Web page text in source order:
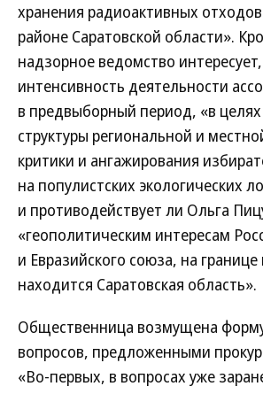
хранения радиоактивных
районе Саратовской области».
надзорное ведомство
интенсивность деятельности
в предвыборный период, «в
структуры региональной и
критики и ангажирования
на популистских экологических
и противодействует ли Ольга
«геополитическим интересам
и Евразийского союза, на границе
находится Саратовская область».
Общественница возмущена
вопросов, предложенными
«Во‑первых, в вопросах уже